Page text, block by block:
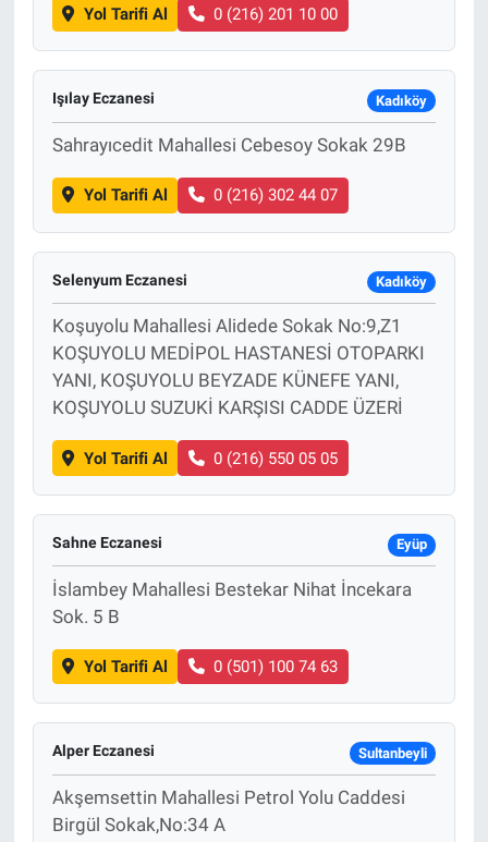
Yol Tarifi Al 0 (216) 201 10 00
Işılay Eczanesi Kadıköy
Sahrayıcedit Mahallesi Cebesoy Sokak 29B
Yol Tarifi Al 0 (216) 302 44 07
Selenyum Eczanesi Kadıköy
Koşuyolu Mahallesi Alidede Sokak No:9,Z1
KOŞUYOLU MEDİPOL HASTANESİ OTOPARKI
YANI, KOŞUYOLU BEYZADE KÜNEFE YANI,
KOŞUYOLU SUZUKİ KARŞISI CADDE ÜZERİ
Yol Tarifi Al 0 (216) 550 05 05
Sahne Eczanesi Eyüp
İslambey Mahallesi Bestekar Nihat İncekara
Sok. 5 B
Yol Tarifi Al 0 (501) 100 74 63
Alper Eczanesi Sultanbeyli
Akşemsettin Mahallesi Petrol Yolu Caddesi
Birgül Sokak,No:34 A